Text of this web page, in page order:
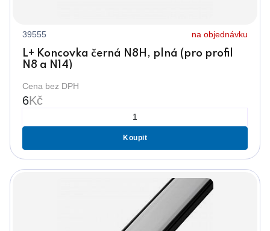
39555 na objednávku
L+ Koncovka černá N8H, plná (pro profil
N8 a N14)
Cena bez DPH
6Kč
Koupit